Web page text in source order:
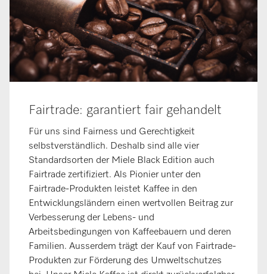
Fairtrade: garantiert fair gehandelt
Für uns sind Fairness und Gerechtigkeit
selbstverständlich. Deshalb sind alle vier
Standardsorten der Miele Black Edition auch
Fairtrade zertifiziert. Als Pionier unter den
Fairtrade-Produkten leistet Kaffee in den
Entwicklungsländern einen wertvollen Beitrag zur
Verbesserung der Lebens- und
Arbeitsbedingungen von Kaffeebauern und deren
Familien. Ausserdem trägt der Kauf von Fairtrade-
Produkten zur Förderung des Umweltschutzes